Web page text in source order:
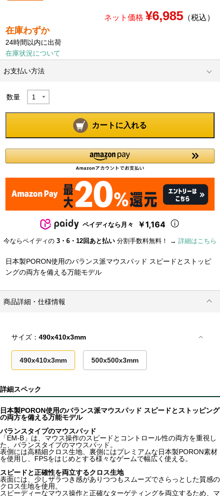
ネット価格 ¥6,985（税込）
在庫わずか
24時間以内に出荷
在庫状況について
お支払い方法
数量
カートに入れる
ペイディなら月々 ￥1,164
今ならペイディの 3・6・12回あと払い 分割手数料無料！ → 詳細はこちら
日本製PORON使用のバランス派マウスパッド スピードとストッピ
ングの両方を備える万能モデル
商品詳細・仕様情報
サイズ：490x410x3mm
490x410x3mm 500x500x3mm
詳細スペック
日本製PORON使用のバランス派マウスパッド スピードとストッピング
の両方を備える万能モデル
バランスタイプのマウスパッド
「EM-B」は、マウス操作のスピードとコントロール性の両方を重視し
た、バランスタイプのマウスパッド。
表側には高精細クロス生地、裏側にはプレミアムな日本製PORON素材
を使用し、FPSをはじめとする様々なゲームで幅広く使える。
スピードと正確性を両立するクロス生地
表面には、少しザラつき感がありつつもスムーズでさらっとした質感の
クロス生地を使用。
スピーディーなマウス操作と正確なターゲティングを両立するため、マ